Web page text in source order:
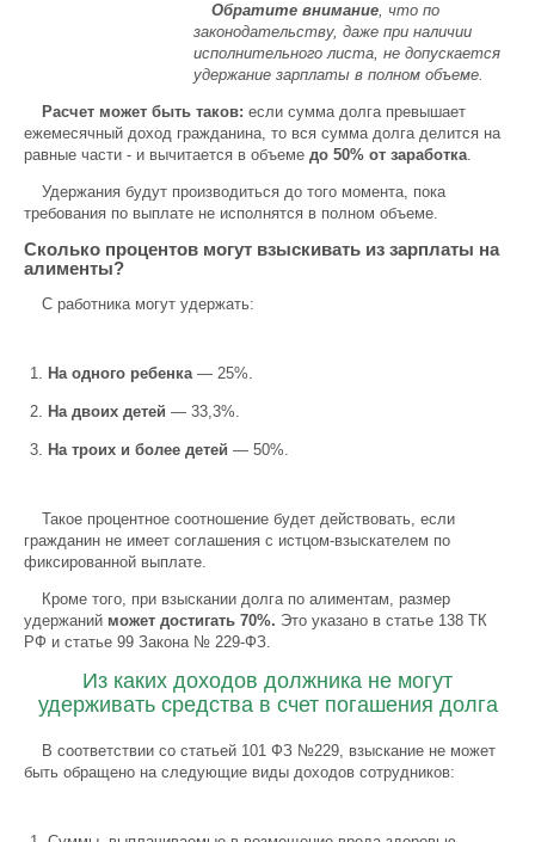
Обратите внимание, что по
законодательству, даже при наличии
исполнительного листа, не допускается
удержание зарплаты в полном объеме.
Расчет может быть таков: если сумма долга превышает
ежемесячный доход гражданина, то вся сумма долга делится на
равные части - и вычитается в объеме до 50% от заработка.
Удержания будут производиться до того момента, пока
требования по выплате не исполнятся в полном объеме.
Сколько процентов могут взыскивать из зарплаты на
алименты?
С работника могут удержать:
На одного ребенка— 25%.
На двоих детей — 33,3%.
На троих и более детей — 50%.
Такое процентное соотношение будет действовать, если
гражданин не имеет соглашения с истцом-взыскателем по
фиксированной выплате.
Кроме того, при взыскании долга по алиментам, размер
удержаний может достигать 70%. Это указано в статье 138 ТК
РФ и статье 99 Закона № 229-ФЗ.
Из каких доходов должника не могут
удерживать средства в счет погашения долга
В соответствии со статьей 101 ФЗ №229, взыскание не может
быть обращено на следующие виды доходов сотрудников: